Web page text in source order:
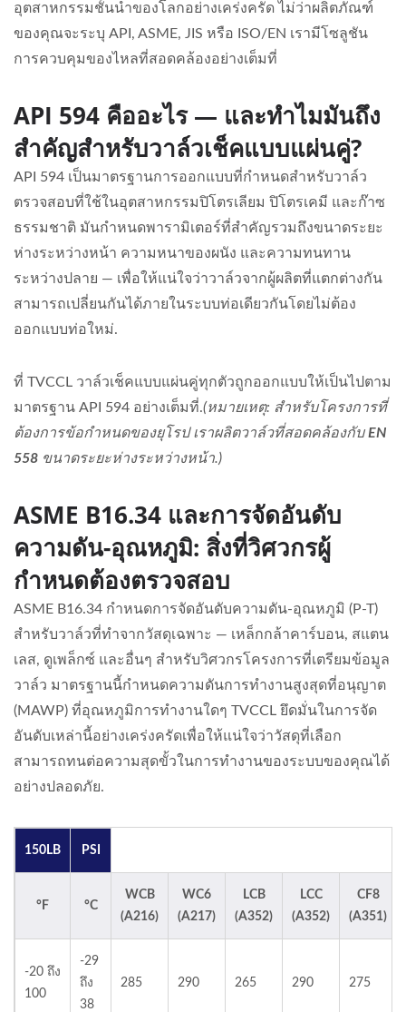
อุตสาหกรรมชั้นนำของโลกอย่างเคร่งครัด ไม่ว่าผลิตภัณฑ์
ของคุณจะระบุ API, ASME, JIS หรือ ISO/EN เรามีโซลูชัน
การควบคุมของไหลที่สอดคล้องอย่างเต็มที่
API 594 คืออะไร — และทำไมมันถึง
สำคัญสำหรับวาล์วเช็คแบบแผ่นคู่?
API 594 เป็นมาตรฐานการออกแบบที่กำหนดสำหรับวาล์ว
ตรวจสอบที่ใช้ในอุตสาหกรรมปิโตรเลียม ปิโตรเคมี และก๊าซ
ธรรมชาติ มันกำหนดพารามิเตอร์ที่สำคัญรวมถึงขนาดระยะ
ห่างระหว่างหน้า ความหนาของผนัง และความทนทาน
ระหว่างปลาย — เพื่อให้แน่ใจว่าวาล์วจากผู้ผลิตที่แตกต่างกัน
สามารถเปลี่ยนกันได้ภายในระบบท่อเดียวกันโดยไม่ต้อง
ออกแบบท่อใหม่.
ที่ TVCCL วาล์วเช็คแบบแผ่นคู่ทุกตัวถูกออกแบบให้เป็นไปตาม
มาตรฐาน API 594 อย่างเต็มที่.(หมายเหตุ: สำหรับโครงการที่
ต้องการข้อกำหนดของยุโรป เราผลิตวาล์วที่สอดคล้องกับEN
558 ขนาดระยะห่างระหว่างหน้า.)
ASME B16.34 และการจัดอันดับ
ความดัน-อุณหภูมิ: สิ่งที่วิศวกรผู้
กำหนดต้องตรวจสอบ
ASME B16.34 กำหนดการจัดอันดับความดัน-อุณหภูมิ (P-T)
สำหรับวาล์วที่ทำจากวัสดุเฉพาะ — เหล็กกล้าคาร์บอน, สแตน
เลส, ดูเพล็กซ์ และอื่นๆ สำหรับวิศวกรโครงการที่เตรียมข้อมูล
วาล์ว มาตรฐานนี้กำหนดความดันการทำงานสูงสุดที่อนุญาต
(MAWP) ที่อุณหภูมิการทำงานใดๆ TVCCL ยึดมั่นในการจัด
อันดับเหล่านี้อย่างเคร่งครัดเพื่อให้แน่ใจว่าวัสดุที่เลือก
สามารถทนต่อความสุดขั้วในการทำงานของระบบของคุณได้
อย่างปลอดภัย.
150LB PSI
°F °C
WCB
(A216)
WC6
(A217)
LCB
(A352)
LCC
(A352)
CF8
(A351)
-20 ถึง
100
-29
ถึง
38
285 290 265 290 275